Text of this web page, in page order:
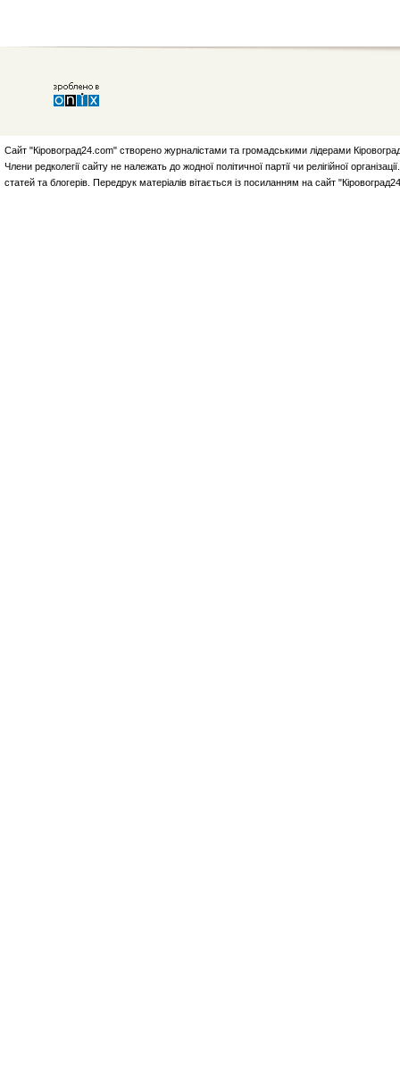
Сайт "Кіровоград24.com" створено журналістами та громадськими лідерами
Члени редколегії сайту не належать до жодної політичної партії чи релігійної
статей та блогерів. Передрук матеріалів вітається із посиланням на сайт